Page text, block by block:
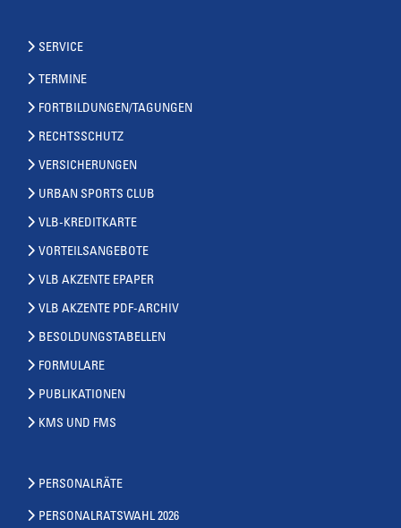
SERVICE
TERMINE
FORTBILDUNGEN/TAGUNGEN
RECHTSSCHUTZ
VERSICHERUNGEN
URBAN SPORTS CLUB
VLB-KREDITKARTE
VORTEILSANGEBOTE
VLB AKZENTE EPAPER
VLB AKZENTE PDF-ARCHIV
BESOLDUNGSTABELLEN
FORMULARE
PUBLIKATIONEN
KMS UND FMS
PERSONALRÄTE
PERSONALRATSWAHL 2026